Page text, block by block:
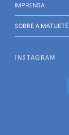
IMPRENSA
SOBRE A MATUETÉ
INSTAGRAM